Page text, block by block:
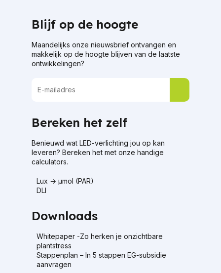
Blijf op de hoogte
Maandelijks onze nieuwsbrief ontvangen en
makkelijk op de hoogte blijven van de laatste
ontwikkelingen?
Bereken het zelf
Benieuwd wat LED-verlichting jou op kan
leveren? Bereken het met onze handige
calculators.
Lux → μmol (PAR)
DLI
Downloads
Whitepaper -Zo herken je onzichtbare
plantstress
Stappenplan – In 5 stappen EG-subsidie
aanvragen